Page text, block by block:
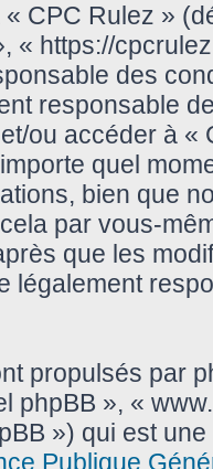
CPC Rulez »
« https://
des
responsable
ou accéder à
quel
bien que
par vous-
que les
légalement
propulsés par
phpBB », «
») qui est
Publique